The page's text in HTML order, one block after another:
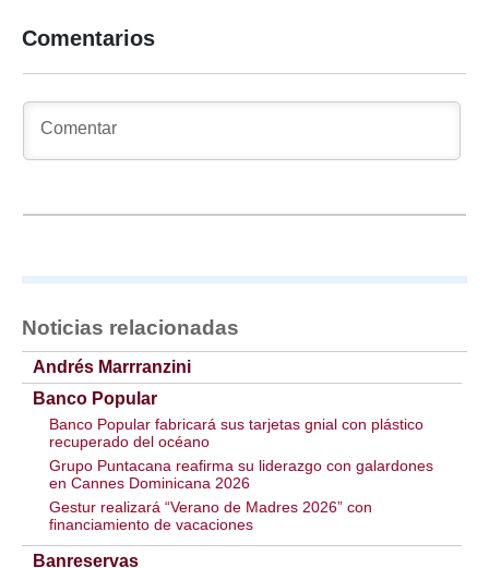
Comentarios
Noticias relacionadas
Andrés Marrranzini
Banco Popular
Banco Popular fabricará sus tarjetas gnial con plástico
recuperado del océano
Grupo Puntacana reafirma su liderazgo con galardones
en Cannes Dominicana 2026
Gestur realizará “Verano de Madres 2026” con
financiamiento de vacaciones
Banreservas